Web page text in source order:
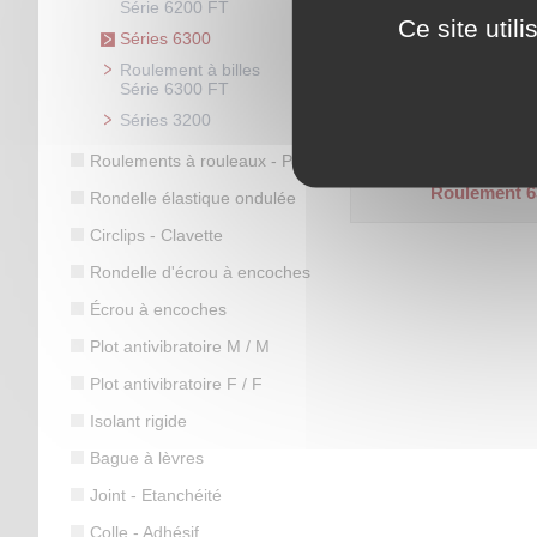
Série 6200 FT
Séries 6300
Roulement à billes
Série 6300 FT
Séries 3200
Roulements à rouleaux - Palier
Rondelle élastique ondulée
Circlips - Clavette
Rondelle d'écrou à encoches
Écrou à encoches
Plot antivibratoire M / M
Plot antivibratoire F / F
Isolant rigide
Bague à lèvres
Joint - Etanchéité
Colle - Adhésif
Roulement
Ce site